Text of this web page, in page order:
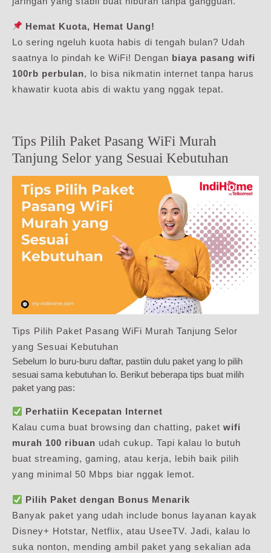
Hemat Kuota, Hemat Uang!
Lo sering ngeluh kuota habis di tengah bulan? Udah
saatnya lo pindah ke WiFi! Dengan biaya pasang wifi
100rb perbulan, lo bisa nikmatin internet tanpa harus
khawatir kuota abis di waktu yang nggak tepat.
Tips Pilih Paket Pasang WiFi Murah
Tanjung Selor yang Sesuai Kebutuhan
Tips Pilih Paket Pasang WiFi Murah Tanjung Selor
yang Sesuai Kebutuhan
Sebelum lo buru-buru daftar, pastiin dulu paket yang lo pilih
sesuai sama kebutuhan lo. Berikut beberapa tips buat milih
paket yang pas:
Perhatiin Kecepatan Internet
Kalau cuma buat browsing dan chatting, paket wifi
murah 100 ribuan udah cukup. Tapi kalau lo butuh
buat streaming, gaming, atau kerja, lebih baik pilih
yang minimal 50 Mbps biar nggak lemot.
Pilih Paket dengan Bonus Menarik
Banyak paket yang udah include bonus layanan kayak
Disney+ Hotstar, Netflix, atau UseeTV. Jadi, kalau lo
suka nonton, mending ambil paket yang sekalian ada